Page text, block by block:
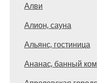
Алви
Алион, сауна
Альянс, гостиница
Ананас, банный